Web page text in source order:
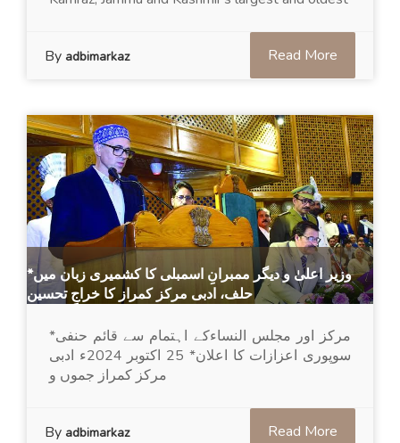
By adbimarkaz Read More
*وزیر اعلیٰ و دیگر ممبرانِ اسمبلی کا کشمیری زبان میں
حلف، ادبی مرکز کمراز کا خراجِ تحسین
*مرکز اور مجلس النساءکے اہتمام سے قائم حنفی
سوپوری اعزازات کا اعلان* 25 اکتوبر 2024ء ادبی
مرکز کمراز جموں و
By adbimarkaz Read More